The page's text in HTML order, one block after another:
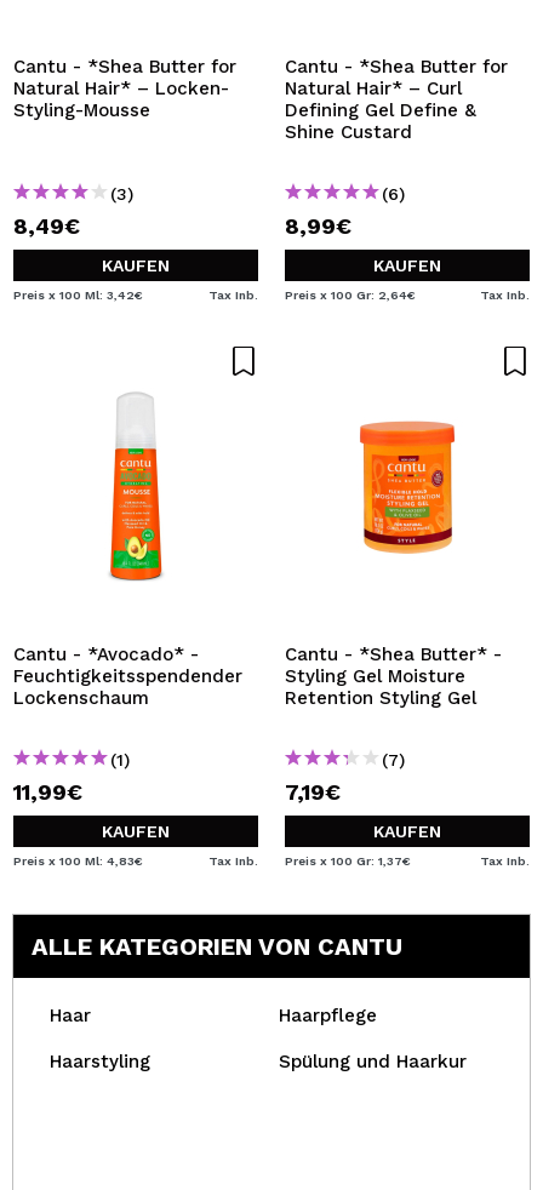
Durch die Erstellung eines Kontos bei Maquillalia.de
können Sie Ihre Einkäufe schnell tätigen, den Status Ihrer
Bestellungen überprüfen und Ihre bisherigen Vorgänge
BENUTZERKONTO ERSTELLEN
Cantu - *Shea Butter for
Natural Hair* – Locken-
Styling-Mousse
(3)
8,49€
KAUFEN
Preis x 100 Ml: 3,42€ Tax Inb.
Cantu - *Shea Butter for
Natural Hair* – Curl
Defining Gel Define &
Shine Custard
(6)
8,99€
KAUFEN
Preis x 100 Gr: 2,64€ Tax Inb.
Cantu - *Avocado* -
Feuchtigkeitsspendender
Lockenschaum
(1)
11,99€
KAUFEN
Preis x 100 Ml: 4,83€ Tax Inb.
Cantu - *Shea Butter* -
Styling Gel Moisture
Retention Styling Gel
(7)
7,19€
KAUFEN
Preis x 100 Gr: 1,37€ Tax Inb.
ALLE KATEGORIEN VON CANTU
Haar Haarpflege
Haarstyling Spülung und Haarkur